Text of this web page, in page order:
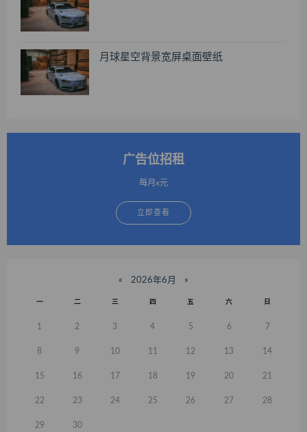
月球星空背景宽屏桌面壁纸
广告位招租
每月x元
立即查看
« 2026年6月 »
一 二 三 四 五 六 日
1 2 3 4 5 6 7
8 9 10 11 12 13 14
15 16 17 18 19 20 21
22 23 24 25 26 27 28
29 30